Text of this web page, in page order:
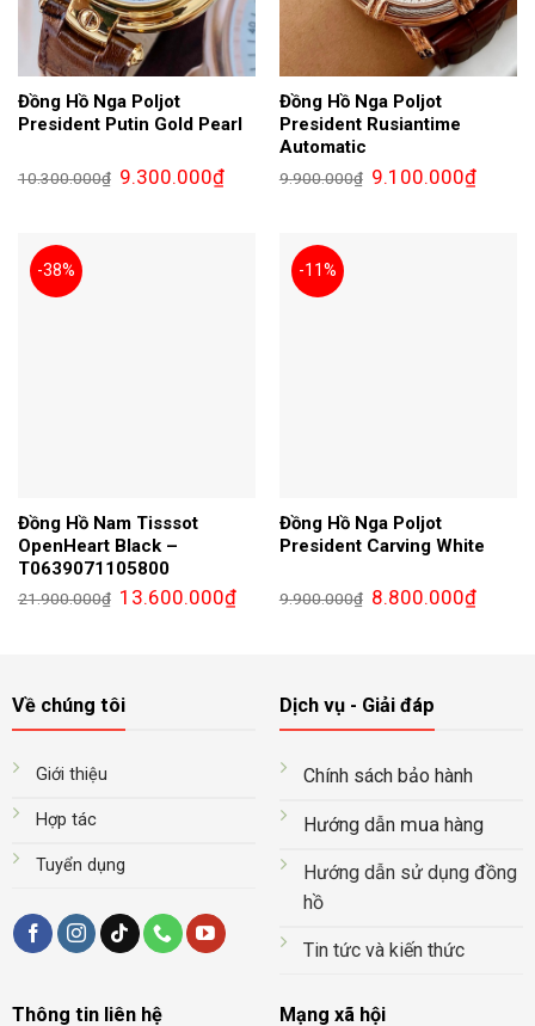
Đồng Hồ Nga Poljot
President Putin Gold Pearl
10.300.000₫ Giá
gốc
9.300.000₫Giá
hiện
Đồng Hồ Nga Poljot
President Rusiantime
Automatic
9.900.000₫ Giá
gốc
9.100.000₫Giá
hiện
-38%
Đồng Hồ Nam Tisssot
OpenHeart Black –
T0639071105800
21.900.000₫ Giá
gốc
13.600.000₫Giá
hiện
-11%
Đồng Hồ Nga Poljot
President Carving White
9.900.000₫ Giá
gốc
8.800.000₫Giá
hiện
Về chúng tôi
Giới thiệu
Hợp tác
Tuyển dụng
Dịch vụ - Giải đáp
Chính sách bảo hành
Hướng dẫn muahàng
Hướng dẫn sử dụng đồng
hồ
Tin tức và kiến thức
Thông tin liên hệ Mạng xã hội